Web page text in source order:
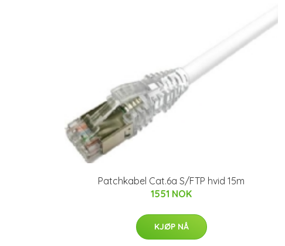
Patchkabel Cat.6a S/FTP hvid 15m
1551 NOK
KJØP NÅ